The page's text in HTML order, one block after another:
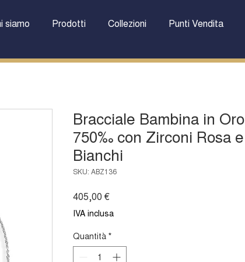
siamo Prodotti Collezioni Punti Vendita
Bracciale Bambina in Oro
750‰ con Zirconi Rosa e
Bianchi
SKU: ABZ136
405,00 €Prezzo
IVA inclusa
Quantità *